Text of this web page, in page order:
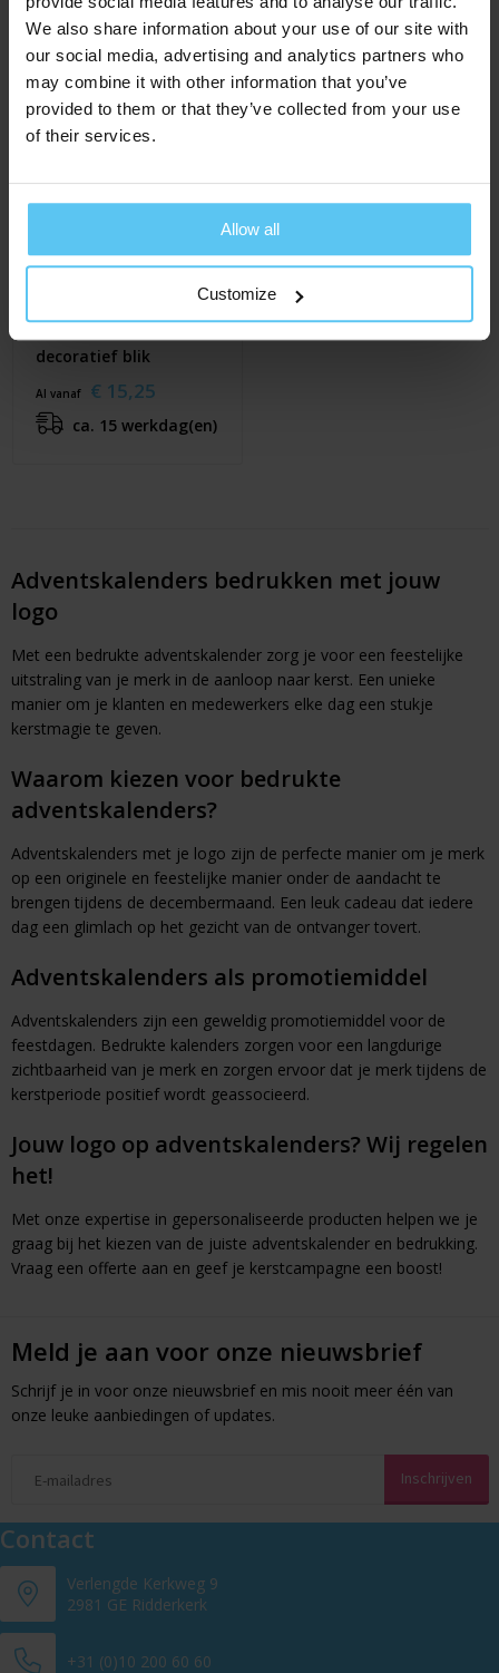
We also share information about your use of our site with
our social media, advertising and analytics partners who
may combine it with other information that you’ve
provided to them or that they’ve collected from your use
of their services.
Allow all
Customize
decoratief blik
Al vanaf € 15,25
ca. 15 werkdag(en)
Adventskalenders bedrukken met jouw
logo
Met een bedrukte adventskalender zorg je voor een feestelijke
uitstraling van je merk in de aanloop naar kerst. Een unieke
manier om je klanten en medewerkers elke dag een stukje
kerstmagie te geven.
Waarom kiezen voor bedrukte
adventskalenders?
Adventskalenders met je logo zijn de perfecte manier om je merk
op een originele en feestelijke manier onder de aandacht te
brengen tijdens de decembermaand. Een leuk cadeau dat iedere
dag een glimlach op het gezicht van de ontvanger tovert.
Adventskalenders als promotiemiddel
Adventskalenders zijn een geweldig promotiemiddel voor de
feestdagen. Bedrukte kalenders zorgen voor een langdurige
zichtbaarheid van je merk en zorgen ervoor dat je merk tijdens de
kerstperiode positief wordt geassocieerd.
Jouw logo op adventskalenders? Wij regelen
het!
Met onze expertise in gepersonaliseerde producten helpen we je
graag bij het kiezen van de juiste adventskalender en bedrukking.
Vraag een offerte aan en geef je kerstcampagne een boost!
Meld je aan voor onze nieuwsbrief
Schrijf je in voor onze nieuwsbrief en mis nooit meer één van
onze leuke aanbiedingen of updates.
Contact
Verlengde Kerkweg 9
2981 GE Ridderkerk
+31 (0)10 200 60 60